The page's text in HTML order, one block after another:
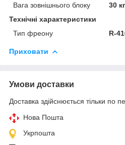
Вага зовнішнього блоку
30 кг
Технічні характеристики
Тип фреону
R-
Приховати
Умови доставки
Доставка здійснюється тільки по
Нова Пошта
Укрпошта